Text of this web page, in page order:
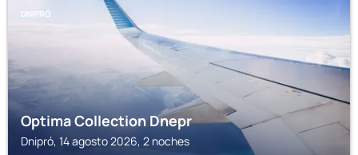
DNIPRÓ
Optima Collection Dnepr
Dnipró, 14 agosto 2026, 2 noches